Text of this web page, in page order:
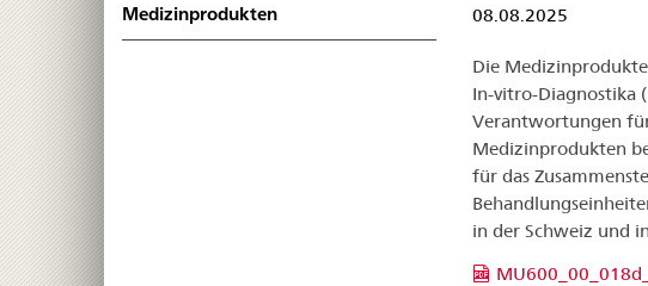
Medizinprodukten
08.08.2025
Die
In-vitro-Diagnostika
Verantwortungen
Medizinprodukten
für das
in der Schweiz und